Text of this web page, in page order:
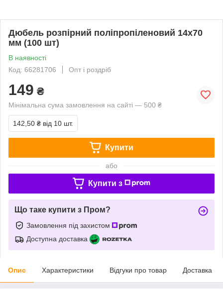
Дюбель розпірний поліпропіленовий 14х70
мм (100 шт)
В наявності
Код: 66281706
Опт і роздріб
149 ₴
Мінімальна сума замовлення на сайті — 500 ₴
142,50 ₴ від 10 шт.
Купити
або
Купити з
Що таке купити з Пром?
Замовлення під захистом
Доступна доставка
Опис Характеристики Відгуки про товар Доставка